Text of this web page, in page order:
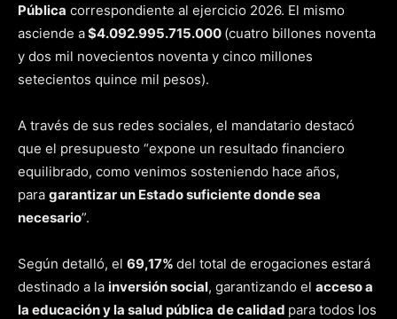
Pública correspondiente al ejercicio 2026. El mismo
asciende a$4.092.995.715.000 (cuatro billones noventa
y dos mil novecientos noventa y cinco millones
setecientos quince mil pesos).
A través de sus redes sociales, el mandatario destacó
que el presupuesto “expone un resultado financiero
equilibrado, como venimos sosteniendo hace años,
para garantizar un Estado suficiente donde sea
necesario”.
Según detalló, el 69,17% del total de erogaciones estará
destinado a la inversión social, garantizando el acceso a
la educación y la salud pública de calidad para todos los